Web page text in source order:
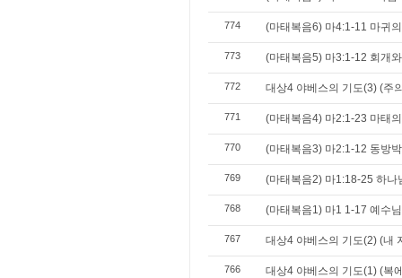
774 (마태복음6) 마4:1-11 마귀
773 (마태복음5) 마3:1-12 회개
772 대상4 야베스의 기도(3) (주
771 (마태복음4) 마2:1-23 마태
770 (마태복음3) 마2:1-12 동방
769 (마태복음2) 마1:18-25 하나
768 (마태복음1) 마1 1-17 예수
767 대상4 야베스의 기도(2) (내
766 대상4 야베스의 기도(1) (복